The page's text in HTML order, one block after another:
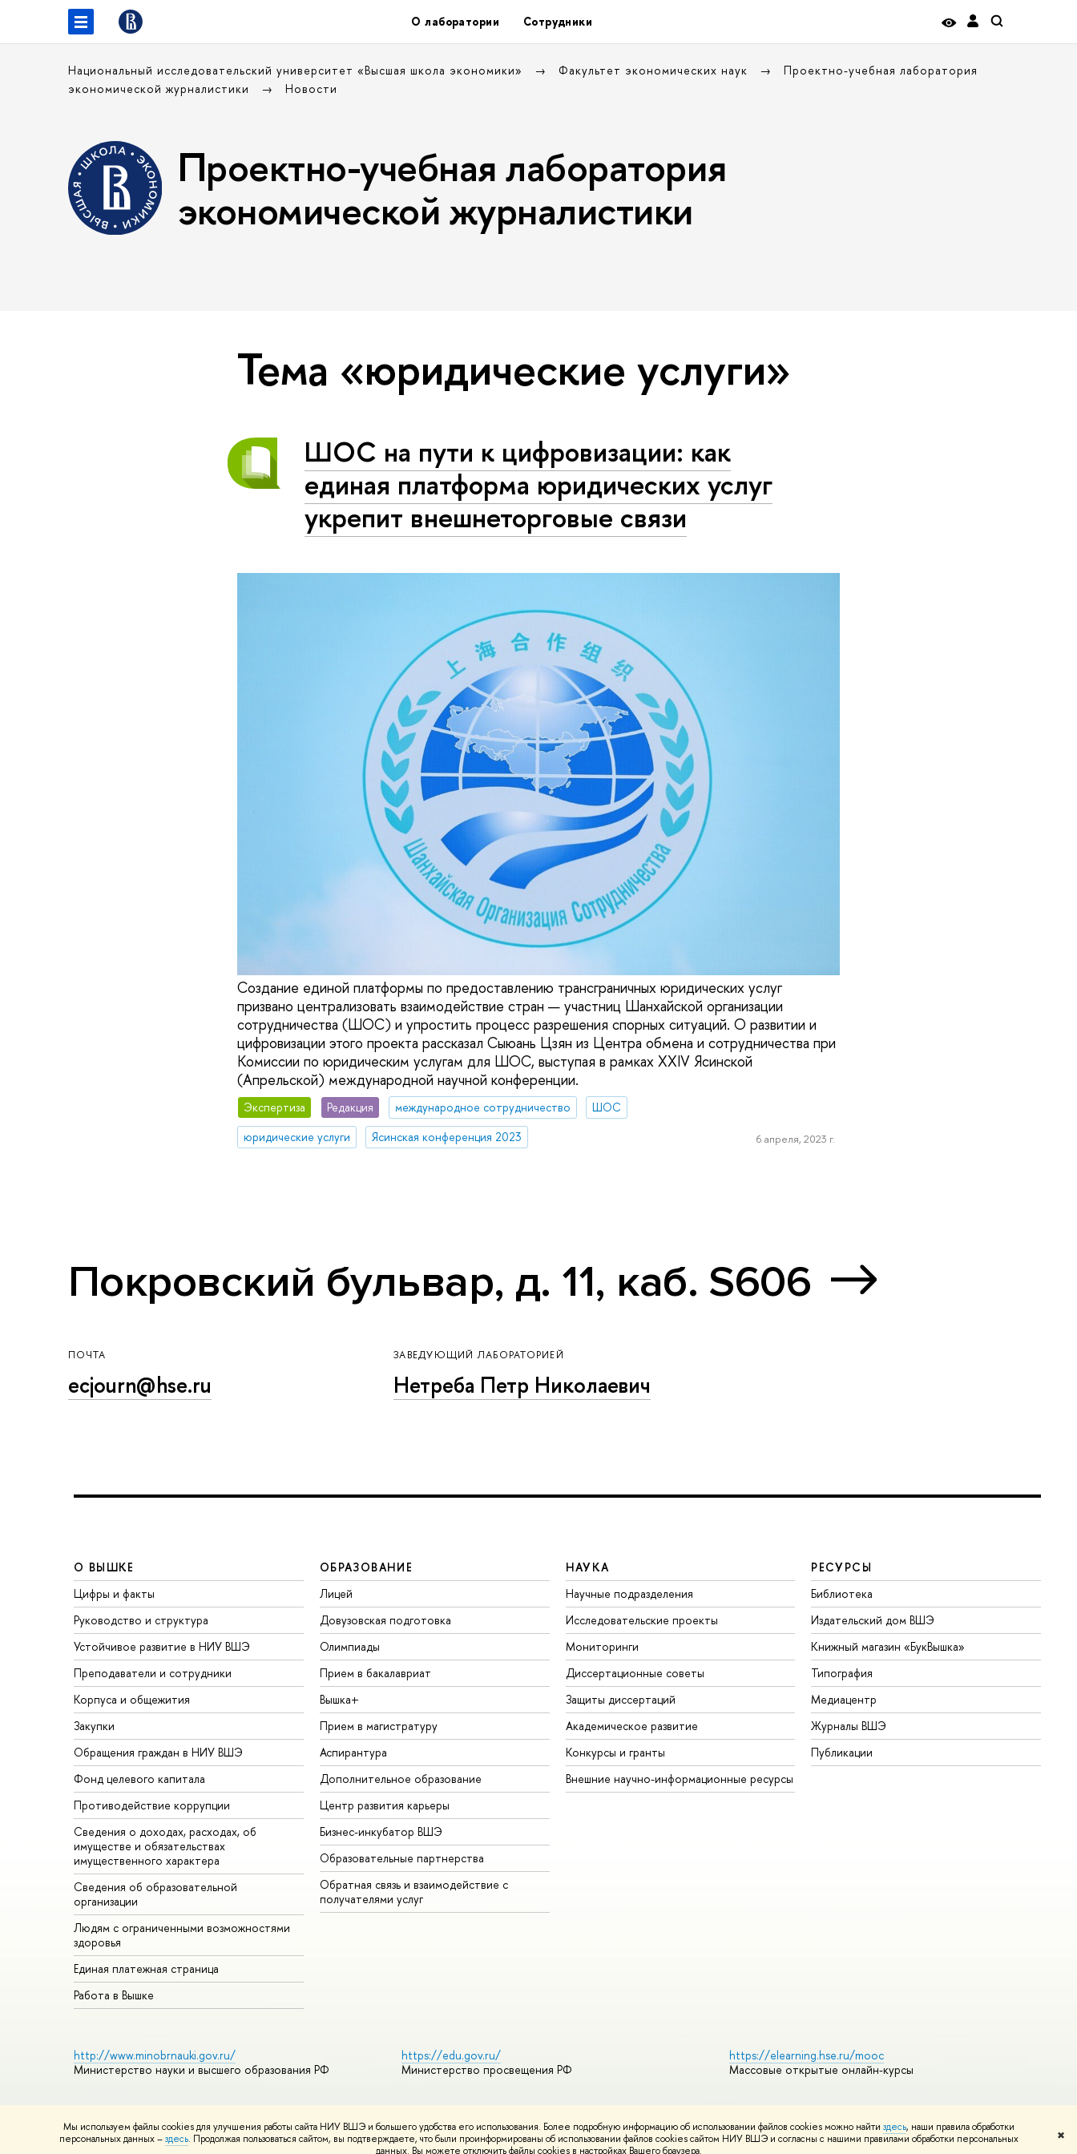
Мы используем файлы cookies для улучшения работы сайта НИУ ВШЭ и большего удобства его использования. Более подробную информацию об использовании файлов cookies можно найти здесь, наши правила обработки
персональных данных –здесь. Продолжая пользоваться сайтом, вы подтверждаете, что были проинформированы об использовании файлов cookies сайтом НИУ ВШЭ и согласны с нашими правилами обработки персональных
данных. Вы можете отключить файлы cookies в настройках Вашего браузера.
✖
О лаборатории Сотрудники
Национальный исследовательский университет «Высшая школа экономики» Факультет экономических наук
Проектно-учебная лаборатория
экономической журналистики
Новости
Проектно-учебная лаборатория
экономической журналистики
Тема «юридические услуги»
ШОС на пути к цифровизации: как
единая платформа юридических услуг
укрепит внешнеторговые связи
Создание единой платформы по предоставлению трансграничных юридических услуг
призвано централизовать взаимодействие стран — участниц Шанхайской организации
сотрудничества (ШОС) и упростить процесс разрешения спорных ситуаций. О развитии и
цифровизации этого проекта рассказал Сыюань Цзян из Центра обмена и сотрудничества при
Комиссии по юридическим услугам для ШОС, выступая в рамках XXIV Ясинской
(Апрельской) международной научной конференции.
Экспертиза Редакция международное сотрудничество
ШОС
юридические услуги
Ясинская конференция 2023 6 апреля, 2023 г.
Покровский бульвар, д. 11, каб. S606
ПОЧТА
ecjourn@hse.ru
ЗАВЕДУЮЩИЙ ЛАБОРАТОРИЕЙ
Нетреба Петр Николаевич
О ВЫШКЕ
Цифры и факты
Руководство и структура
Устойчивое развитие в НИУ ВШЭ
Преподаватели и сотрудники
Корпуса и общежития
Закупки
Обращения граждан в НИУ ВШЭ
Фонд целевого капитала
Противодействие коррупции
Сведения о доходах, расходах, об
имуществе и обязательствах
имущественного характера
Сведения об образовательной
организации
Людям с ограниченными возможностями
здоровья
Единая платежная страница
Работа в Вышке
ОБРАЗОВАНИЕ
Лицей
Довузовская подготовка
Олимпиады
Прием в бакалавриат
Вышка+
Прием в магистратуру
Аспирантура
Дополнительное образование
Центр развития карьеры
Бизнес-инкубатор ВШЭ
Образовательные партнерства
Обратная связь и взаимодействие с
получателями услуг
НАУКА
Научные подразделения
Исследовательские проекты
Мониторинги
Диссертационные советы
Защиты диссертаций
Академическое развитие
Конкурсы и гранты
Внешние научно-информационные ресурсы
РЕСУРСЫ
Библиотека
Издательский дом ВШЭ
Книжный магазин «БукВышка»
Типография
Медиацентр
Журналы ВШЭ
Публикации
http://www.minobrnauki.gov.ru/
Министерство науки и высшего образования РФ
https://edu.gov.ru/
Министерство просвещения РФ
https://elearning.hse.ru/mooc
Массовые открытые онлайн-курсы
© НИУ ВШЭ 1993–2026 Адреса и контактыУсловия использования материаловПолитика конфиденциальностиКарта сайта
Шрифты HSE Sans и HSE Slab разработаны вШколе дизайна НИУ ВШЭ
Редактору